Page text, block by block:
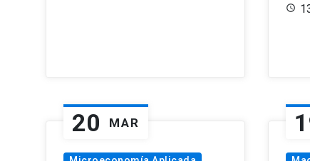
20 MAR